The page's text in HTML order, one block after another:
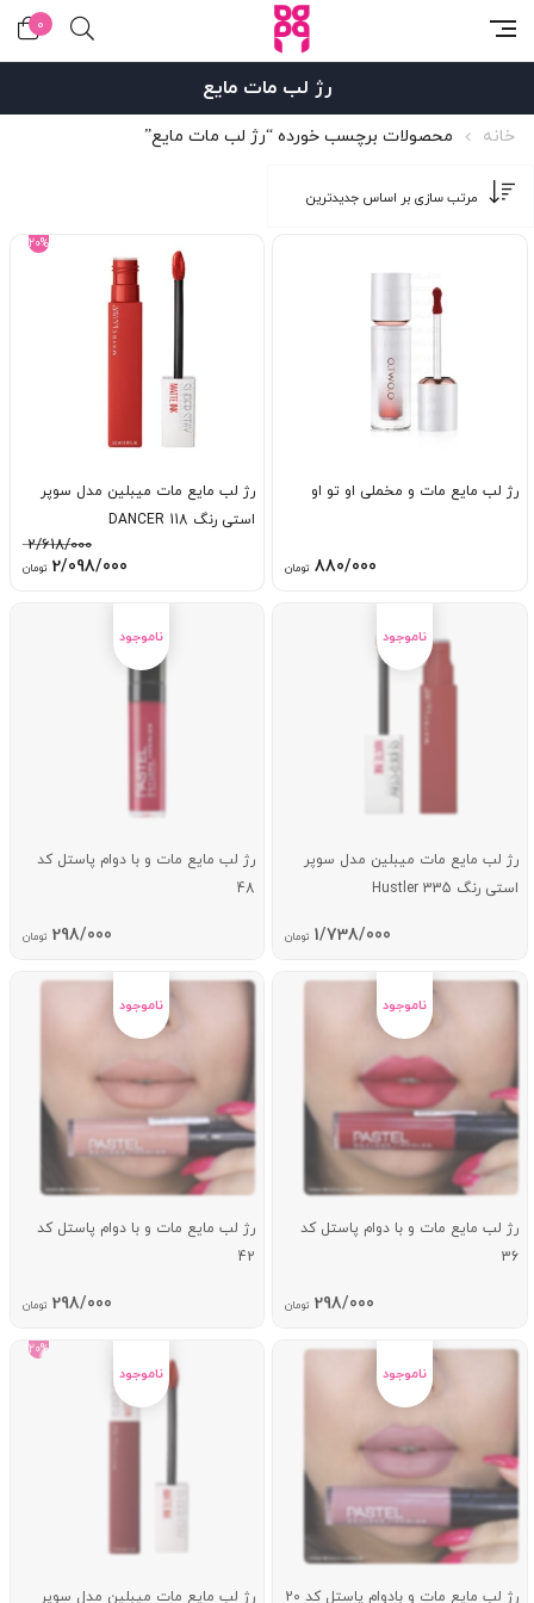
0
رژ لب مات مایع
خانه محصولات برچسب خورده “رژ لب مات مایع”
رژ لب مایع مات و مخملی او تو او
880/000 تومان
20%
رژ لب مایع مات میبلین مدل سوپر
استی رنگ DANCER 118
2/618/000
قیمت
بود.
2/098/000 تومان
رژ لب مایع مات میبلین مدل سوپر
استی رنگ Hustler 335
1/738/000 تومان
رژ لب مایع مات و با دوام پاستل کد
48
298/000 تومان
رژ لب مایع مات و با دوام پاستل کد
36
298/000 تومان
رژ لب مایع مات و با دوام پاستل کد
42
298/000 تومان
رژ لب مایع مات و بادوام پاستل کد 20
20%
رژ لب مایع مات میبلین مدل سوپر